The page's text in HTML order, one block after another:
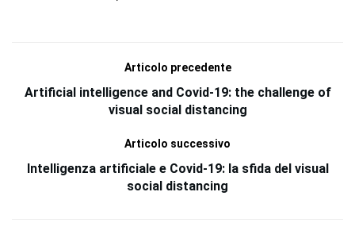
Articolo precedente
Artificial intelligence and Covid-19: the challenge of
visual social distancing
Articolo successivo
Intelligenza artificiale e Covid-19: la sfida del visual
social distancing